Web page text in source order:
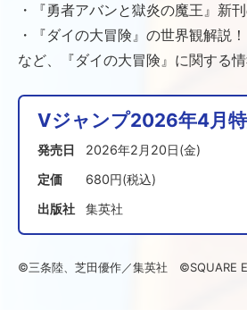
・『勇者アバンと獄炎の魔王』新
・『ダイの大冒険』の世界観解説！
など、『ダイの大冒険』に関する
Vジャンプ2026年4月
発売日
2026年2月20日(金)
定価
680円(税込)
出版社
集英社
©三条陸、芝田優作／集英社 ©SQUARE